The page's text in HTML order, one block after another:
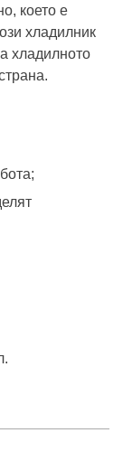
което е
хладилник
хладилното